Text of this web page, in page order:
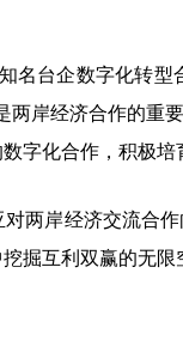
台企数字化转型
两岸经济合作的重
字化合作，积极
岸经济交流合作
掘互利双赢的无